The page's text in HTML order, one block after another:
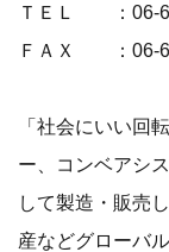
ＴＥＬ ：06-
ＦＡＸ ：06-
「社会にいい回
ー、コンベアシ
して製造・販売
産などグローバ